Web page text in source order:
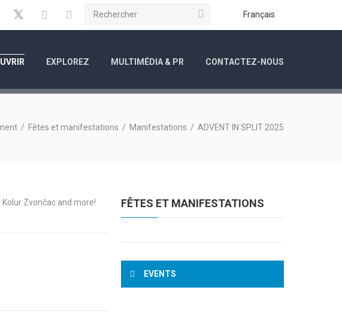
FacebookTwitter YouTubeInstagram Français
Rechercher
EXPLOREZ MULTIMÉDIA & PR CONTACTEZ-NOUS
/ Fêtes et manifestations / Manifestations / ADVENT IN SPLIT 2025
Zvončac and more! FÊTES ET MANIFESTATIONS
EVENTS